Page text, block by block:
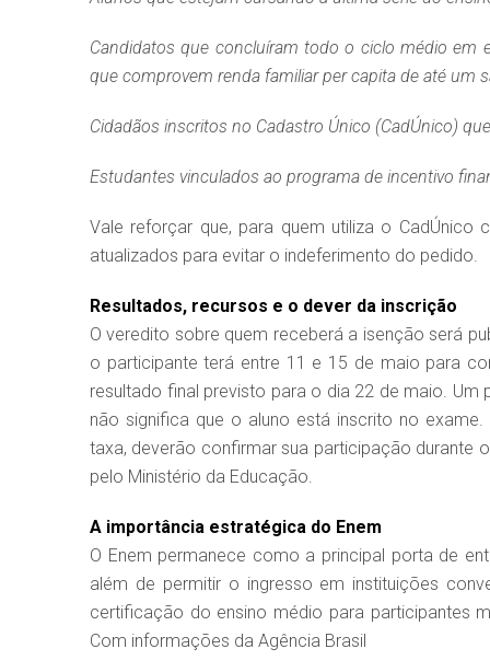
Candidatos que concluíram todo o ciclo médio em
que comprovem renda familiar per capita de até um
Cidadãos inscritos no Cadastro Único (CadÚnico)
Estudantes vinculados ao programa de incentivo
Vale reforçar que, para quem utiliza o
atualizados para evitar o indeferimento do pedido.
Resultados, recursos e o dever da inscrição
O veredito sobre quem receberá a isenção será
o participante terá entre 11 e 15 de maio para
resultado final previsto para o dia 22 de maio.
não significa que o aluno está inscrito no
taxa, deverão confirmar sua participação durante
pelo Ministério da Educação.
A importância estratégica do Enem
O Enem permanece como a principal porta de
além de permitir o ingresso em instituições
certificação do ensino médio para participantes
Com informações da Agência Brasil